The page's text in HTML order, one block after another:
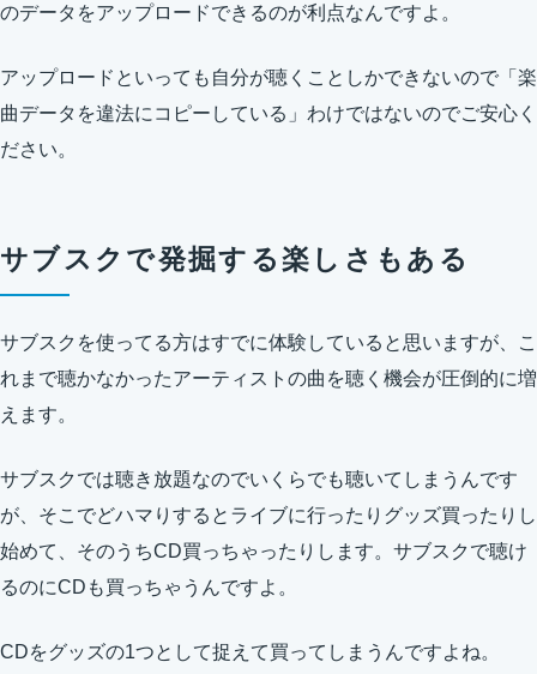
のデータをアップロードできるのが利点なんですよ。
アップロードといっても自分が聴くことしかできないので「楽
曲データを違法にコピーしている」わけではないのでご安心く
ださい。
サブスクで発掘する楽しさもある
サブスクを使ってる方はすでに体験していると思いますが、こ
れまで聴かなかったアーティストの曲を聴く機会が圧倒的に増
えます。
サブスクでは聴き放題なのでいくらでも聴いてしまうんです
が、そこでどハマりするとライブに行ったりグッズ買ったりし
始めて、そのうちCD買っちゃったりします。サブスクで聴け
るのにCDも買っちゃうんですよ。
CDをグッズの1つとして捉えて買ってしまうんですよね。